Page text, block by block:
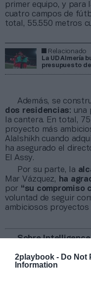
2playbook - Do Not
Information
primer equipo, y para
cuatro campos de
total, 55.550 metros
Relacionado
La UD Almería
presupuesto
Además, se
dos residencias: una
la cantera. En total,
proyecto más
Alalshikh cuando
ha asegurado el
El Assy.
Por su parte, la
Mar Vázquez,
ha
por “su compromiso
voluntad de seguir
ambiciosos proyectos
Sobre Intelligence
inteligencia de
de datos monitoriza